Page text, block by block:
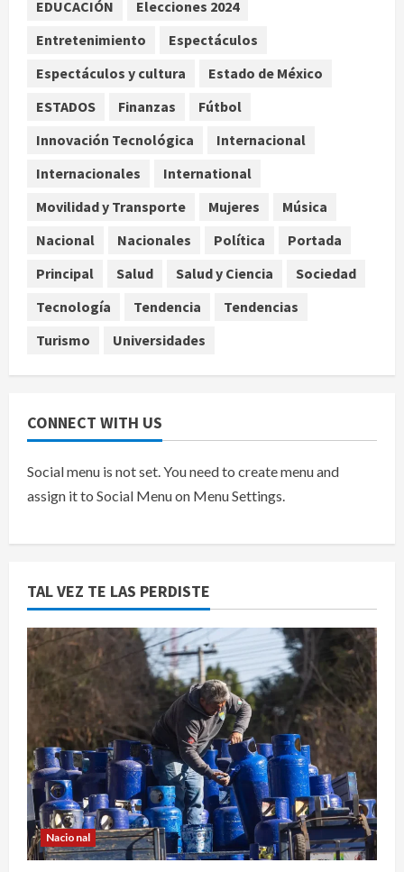
control y señala incongruencia en
agosto 8, 2026
4
España impone controles
fronterizos a viajeros de Italia por
agosto 8, 2026
influencer que documentó su lucha
EDUCACIÓN
Elecciones 2024
Entretenimiento
Espectáculos
Espectáculos y cultura
Estado de México
ESTADOS
Finanzas
Fútbol
Innovación Tecnológica
Internacional
Internacionales
International
Movilidad y Transporte
Mujeres
Música
Nacional
Nacionales Política
Portada
Principal
Salud Salud y Ciencia
Sociedad
Tecnología
Tendencia
Tendencias
Turismo
Universidades
CONNECT WITH US
Social menu is not set. You need to create menu and
assign it to Social Menu on Menu Settings.
TAL VEZ TE LAS PERDISTE
Nacional